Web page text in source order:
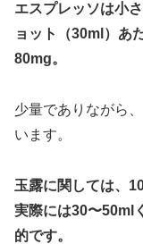
エスプレッソは小
ョット（30ml）あ
80mg。
少量でありながら
います。
玉露に関しては、
実際には30〜50ml
的です。